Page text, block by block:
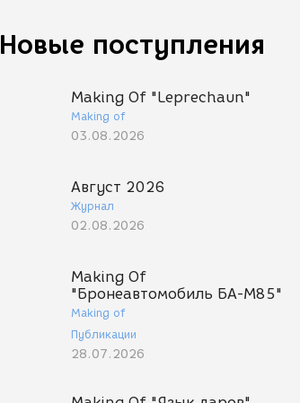
Новые поступления
Making Of "Leprechaun"
Making of
03.08.2026
Август 2026
Журнал
02.08.2026
Making Of
"Бронеавтомобиль БА-М85"
Making of
Публикации
28.07.2026